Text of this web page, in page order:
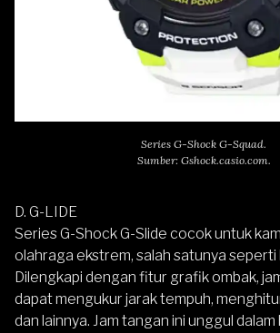
Series G-Shock G-Squad.
Sumber: Gshock.casio.com.
D. G-LIDE
Series G-Shock G-Slide cocok untuk
olahraga ekstrem, salah satunya seperti
Dilengkapi dengan fitur grafik ombak,
dapat mengukur jarak tempuh,
dan lainnya. Jam tangan ini unggul